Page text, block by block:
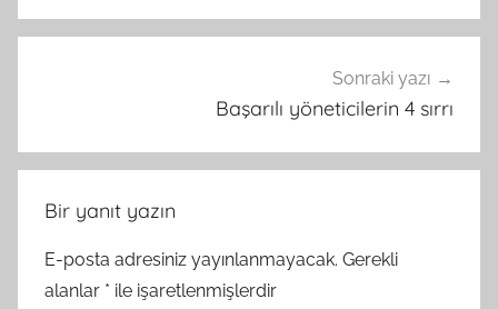
Sonraki yazı
Başarılı yöneticilerin 4 sırrı
Bir yanıt yazın
E-posta adresiniz yayınlanmayacak. Gerekli
alanlar * ile işaretlenmişlerdir